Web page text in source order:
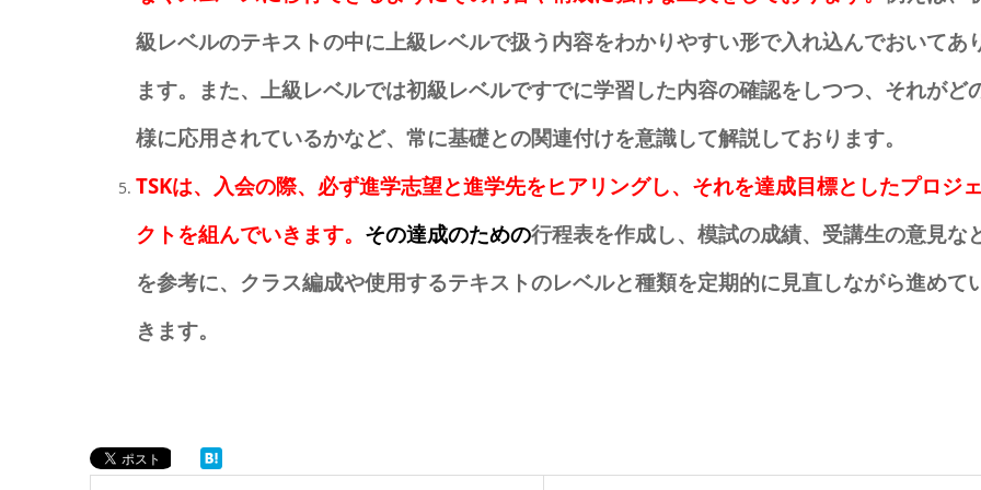
級レベルのテキストの中に上級レベルで扱う内容をわかりやすい形で入れ込んでおいてあ
ます。また、上級レベルでは初級レベルですでに学習した内容の確認をしつつ、それがど
様に応用されているかなど、常に基礎との関連付けを意識して解説しております。
TSKは、入会の際、必ず進学志望と進学先をヒアリングし、それを達成目標としたプロジェ
クトを組んでいきます。 その達成のための行程表を作成し、模試の成績、受講生の意見な
を参考に、クラス編成や使用するテキストのレベルと種類を定期的に見直しながら進めて
きます。